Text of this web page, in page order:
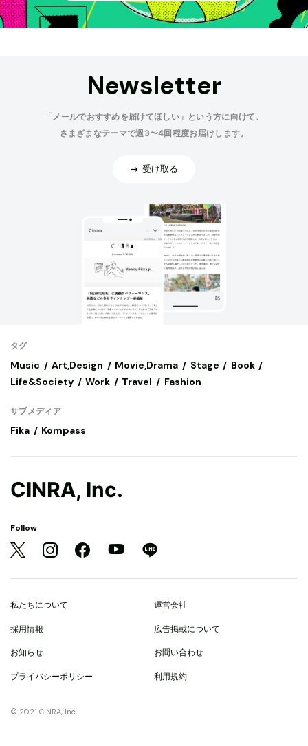
Newsletter
「メールでおすすめを届けてほしい」という方に向けて、
さまざまなテーマで週3〜4回程度お届けします。
受け取る
タグ
Music Art,Design Movie,Drama Stage
Book
Life&Society
Work Travel Fashion
サブメディア
Fika Kompass
CINRA, Inc.
Follow
私たちについて 運営会社
採用情報 広告掲載について
お知らせ お問い合わせ
プライバシーポリシー 利用規約
© 2021 CINRA, Inc.